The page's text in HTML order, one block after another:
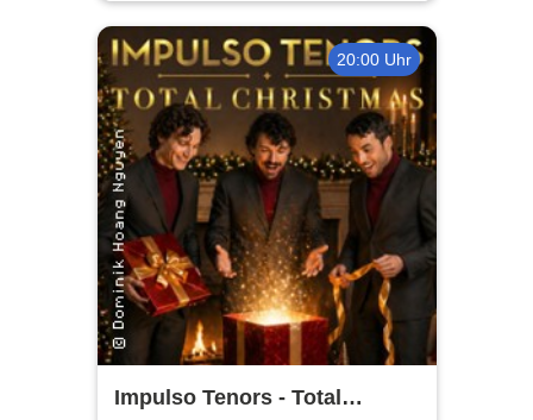
20:00 Uhr
Impulso Tenors - Total